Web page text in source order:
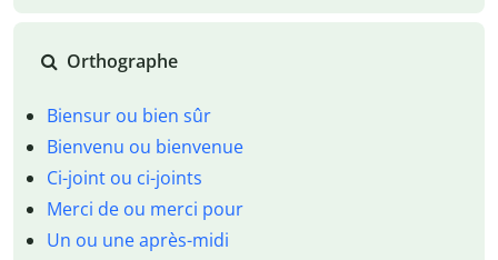
Orthographe
Biensur ou bien sûr
Bienvenu ou bienvenue
Ci-joint ou ci-joints
Merci de ou merci pour
Un ou une après-midi